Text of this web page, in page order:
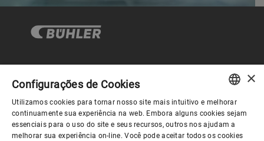
Governança Corporativa
Sobre nós
ENGLISH
SPANISH
×
Configurações de Cookies
Utilizamos cookies para tornar nosso site mais intuitivo e melhorar
continuamente sua experiência na web. Embora alguns cookies sejam
essenciais para o uso do site e seus recursos, outros nos ajudam a
melhorar sua experiência on-line. Você pode aceitar todos os cookies